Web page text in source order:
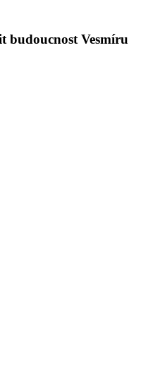
budoucnost Vesmíru